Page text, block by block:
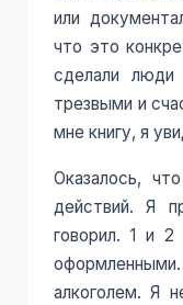
или
что это
сделали люди
трезвыми и
мне книгу, я
Оказалось,
действий. Я
говорил. 1 и
алкоголем. Я